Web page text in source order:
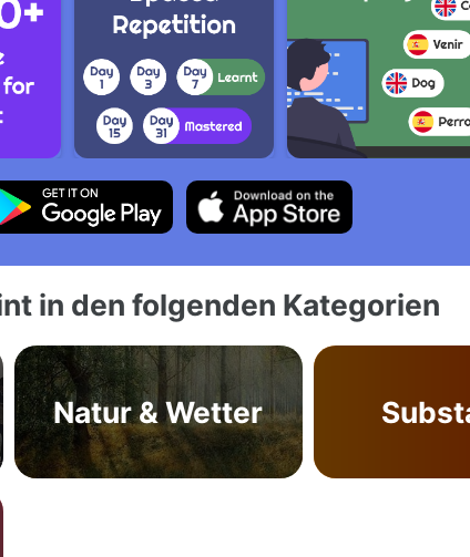
in den folgenden Kategorien
Natur & Wetter